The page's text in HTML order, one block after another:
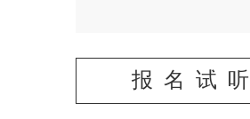
报名试听